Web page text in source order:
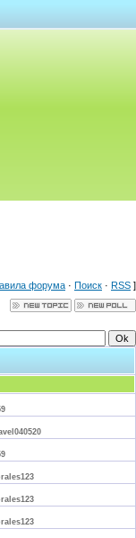
форума · Поиск · RSS ]